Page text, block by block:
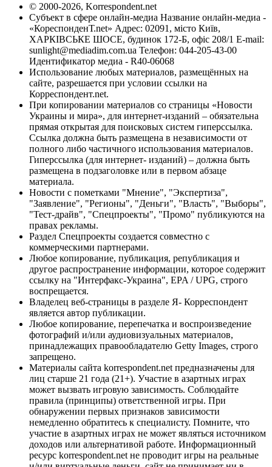
© 2000-2026, Korrespondent.net
Субъект в сфере онлайн-медиа Название онлайн-медиа -
«КореспонденТ.net» Адрес: 02091, місто Київ,
ХАРКІВСЬКЕ ШОСЕ, будинок 172-Б, офіс 208/1 E-mail:
sunlight@mediadim.com.ua Телефон: 044-205-43-00
Идентификатор медиа - R40-06068
Использование любых материалов, размещённых на
сайте, разрешается при условии ссылки на
Корреспондент.net.
При копировании материалов со страницы «Новости
Украины и мира», для интернет-изданий – обязательна
прямая открытая для поисковых систем гиперссылка.
Ссылка должна быть размещена в независимости от
полного либо частичного использования материалов.
Гиперссылка (для интернет- изданий) – должна быть
размещена в подзаголовке или в первом абзаце
материала.
Новости с пометками "Мнение", "Экспертиза",
"Заявление", "Регионы", "Деньги", "Власть", "Выборы",
"Тест-драйв", "Спецпроекты", "Промо" публикуются на
правах рекламы.
Раздел Спецпроекты создается совместно с
коммерческими партнерами.
Любое копирование, публикация, републикация и
другое распространение информации, которое содержит
ссылку на "Интерфакс-Украина", EPA / UPG, строго
воспрещается.
Владелец веб-страницы в разделе Я- Корреспондент
является автор публикации.
Любое копирование, перепечатка и воспроизведение
фотографий и/или аудиовизуальных материалов,
принадлежащих правообладателю Getty Images, строго
запрещено.
Материалы сайта korrespondent.net предназначены для
лиц старше 21 года (21+). Участие в азартных играх
может вызвать игровую зависимость. Соблюдайте
правила (принципы) ответственной игры. При
обнаружении первых признаков зависимости
немедленно обратитесь к специалисту. Помните, что
участие в азартных играх не может являться источником
доходов или альтернативой работе. Информационный
ресурс korrespondent.net не проводит игры на реальные